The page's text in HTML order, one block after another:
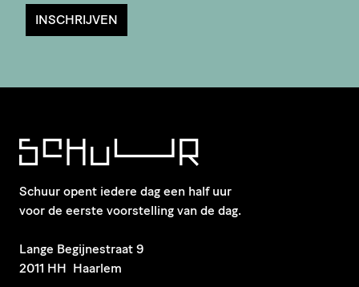
INSCHRIJVEN
Schuur opent iedere dag een half uur
voor de eerste voorstelling van de dag.
​Lange Begijnestraat 9
2011 HH Haarlem